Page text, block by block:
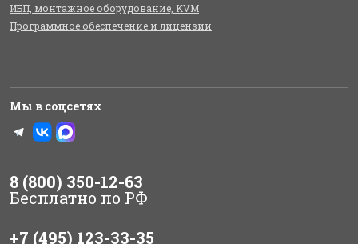
ИБП, монтажное оборудование, KVM
Программное обеспечение и лицензии
Мы в соцсетях
8 (800) 350-12-63
Бесплатно по РФ
+7 (495) 123-33-35